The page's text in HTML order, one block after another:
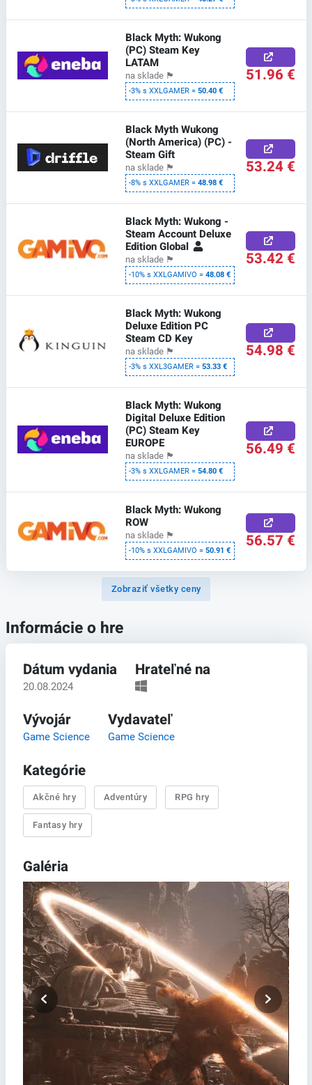
Black Myth: Wukong
(PC) Steam Key
LATAM
na sklade 🏴
-3% s XXLGAMER =50.40 €
51.96 €
Black Myth Wukong
(North America) (PC) -
Steam Gift
na sklade 🏴
-8% s XXLGAMER =48.98 €
53.24 €
Black Myth: Wukong -
Steam Account Deluxe
Edition Global
na sklade 🏴
-10% s XXLGAMIVO =48.08 €
53.42 €
Black Myth: Wukong
Deluxe Edition PC
Steam CD Key
na sklade 🏴
-3% s XXL3GAMER =53.33 €
54.98 €
Black Myth: Wukong
Digital Deluxe Edition
(PC) Steam Key
EUROPE
na sklade 🏴
-3% s XXLGAMER =54.80 €
56.49 €
Black Myth: Wukong
ROW
na sklade 🏴
-10% s XXLGAMIVO =50.91 € 56.57 €
Zobraziť všetky ceny
Informácie o hre
Dátum vydania
20.08.2024
Hrateľné na
Vývojár
Game Science
Vydavateľ
Game Science
Kategórie
Akčné hry Adventúry RPG hry
Fantasy hry
Galéria